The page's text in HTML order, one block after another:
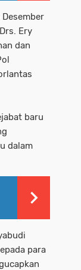
Ery
dan
baru
dalam
para